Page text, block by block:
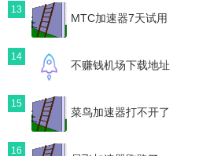
13
MTC加速器7天试用
14
不赚钱机场下载地址
15
菜鸟加速器打不开了
16